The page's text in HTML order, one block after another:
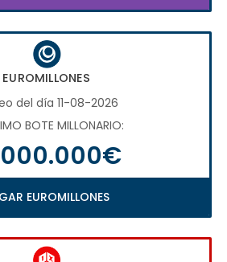
EUROMILLONES
del día 11-08-2026
BOTE MILLONARIO:
EUROMILLONES